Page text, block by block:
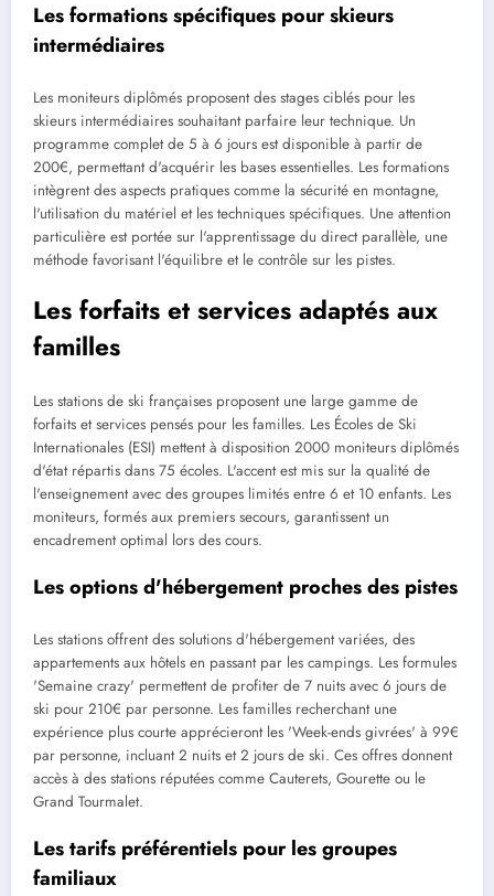
Les formations spécifiques pour skieurs
intermédiaires
Les moniteurs diplômés proposent des stages ciblés pour les
skieurs intermédiaires souhaitant parfaire leur technique. Un
programme complet de 5 à 6 jours est disponible à partir de
200€, permettant d'acquérir les bases essentielles. Les formations
intègrent des aspects pratiques comme la sécurité en montagne,
l'utilisation du matériel et les techniques spécifiques. Une attention
particulière est portée sur l'apprentissage du direct parallèle, une
méthode favorisant l'équilibre et le contrôle sur les pistes.
Les forfaits et services adaptés aux
familles
Les stations de ski françaises proposent une large gamme de
forfaits et services pensés pour les familles. Les Écoles de Ski
Internationales (ESI) mettent à disposition 2000 moniteurs diplômés
d'état répartis dans 75 écoles. L'accent est mis sur la qualité de
l'enseignement avec des groupes limités entre 6 et 10 enfants. Les
moniteurs, formés aux premiers secours, garantissent un
encadrement optimal lors des cours.
Les options d'hébergement proches des pistes
Les stations offrent des solutions d'hébergement variées, des
appartements aux hôtels en passant par les campings. Les formules
'Semaine crazy' permettent de profiter de 7 nuits avec 6 jours de
ski pour 210€ par personne. Les familles recherchant une
expérience plus courte apprécieront les 'Week-ends givrées' à 99€
par personne, incluant 2 nuits et 2 jours de ski. Ces offres donnent
accès à des stations réputées comme Cauterets, Gourette ou le
Grand Tourmalet.
Les tarifs préférentiels pour les groupes
familiaux